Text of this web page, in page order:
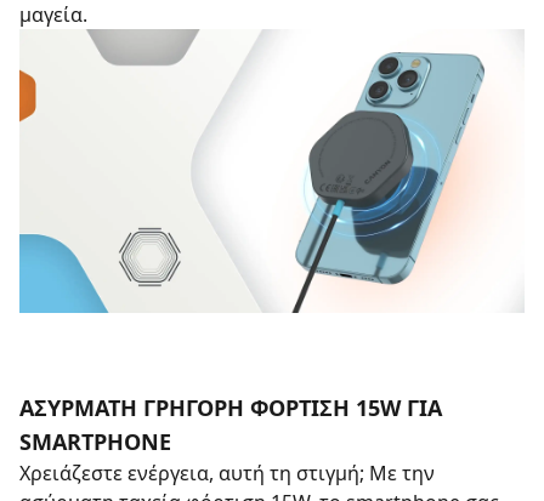
μαγεία.
ΑΣΎΡΜΑΤΗ ΓΡΉΓΟΡΗ ΦΌΡΤΙΣΗ 15W ΓΙΑ
SMARTPHONE
Χρειάζεστε ενέργεια, αυτή τη στιγμή; Με την